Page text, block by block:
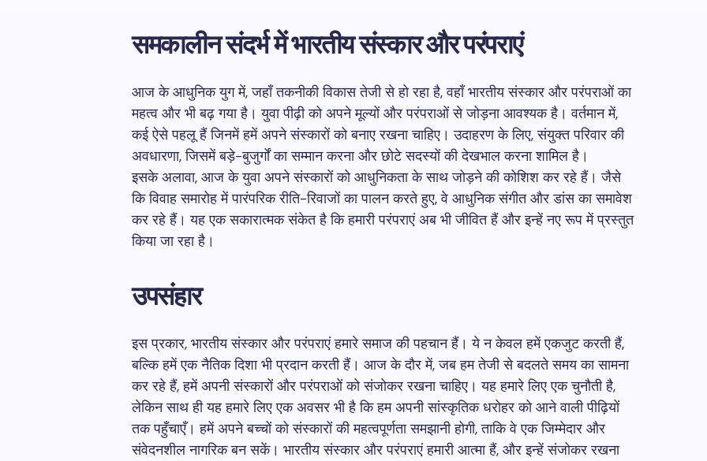
समकालीन संदर्भ में भारतीय संस्कार और परंपराएं
आज के आधुनिक युग में, जहाँ तकनीकी विकास तेजी से हो रहा है, वहाँ भारतीय संस्कार और परंपराओं का
महत्व और भी बढ़ गया है। युवा पीढ़ी को अपने मूल्यों और परंपराओं से जोड़ना आवश्यक है। वर्तमान में,
कई ऐसे पहलू हैं जिनमें हमें अपने संस्कारों को बनाए रखना चाहिए। उदाहरण के लिए, संयुक्त परिवार की
अवधारणा, जिसमें बड़े-बुजुर्गों का सम्मान करना और छोटे सदस्यों की देखभाल करना शामिल है।
इसके अलावा, आज के युवा अपने संस्कारों को आधुनिकता के साथ जोड़ने की कोशिश कर रहे हैं। जैसे
कि विवाह समारोह में पारंपरिक रीति-रिवाजों का पालन करते हुए, वे आधुनिक संगीत और डांस का समावेश
कर रहे हैं। यह एक सकारात्मक संकेत है कि हमारी परंपराएं अब भी जीवित हैं और इन्हें नए रूप में प्रस्तुत
किया जा रहा है।
उपसंहार
इस प्रकार, भारतीय संस्कार और परंपराएं हमारे समाज की पहचान हैं। ये न केवल हमें एकजुट करती हैं,
बल्कि हमें एक नैतिक दिशा भी प्रदान करती हैं। आज के दौर में, जब हम तेजी से बदलते समय का सामना
कर रहे हैं, हमें अपनी संस्कारों और परंपराओं को संजोकर रखना चाहिए। यह हमारे लिए एक चुनौती है,
लेकिन साथ ही यह हमारे लिए एक अवसर भी है कि हम अपनी सांस्कृतिक धरोहर को आने वाली पीढ़ियों
तक पहुँचाएँ। हमें अपने बच्चों को संस्कारों की महत्वपूर्णता समझानी होगी, ताकि वे एक जिम्मेदार और
संवेदनशील नागरिक बन सकें। भारतीय संस्कार और परंपराएं हमारी आत्मा हैं, और इन्हें संजोकर रखना